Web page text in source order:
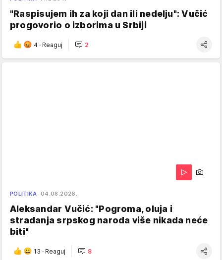
"Raspisujem ih za koji dan ili nedelju": Vučić
progovorio o izborima u Srbiji
4 · Reaguj 2
POLITIKA 04.08.2026.
Aleksandar Vučić: "Pogroma, oluja i
stradanja srpskog naroda više nikada neće
biti"
13 · Reaguj 8